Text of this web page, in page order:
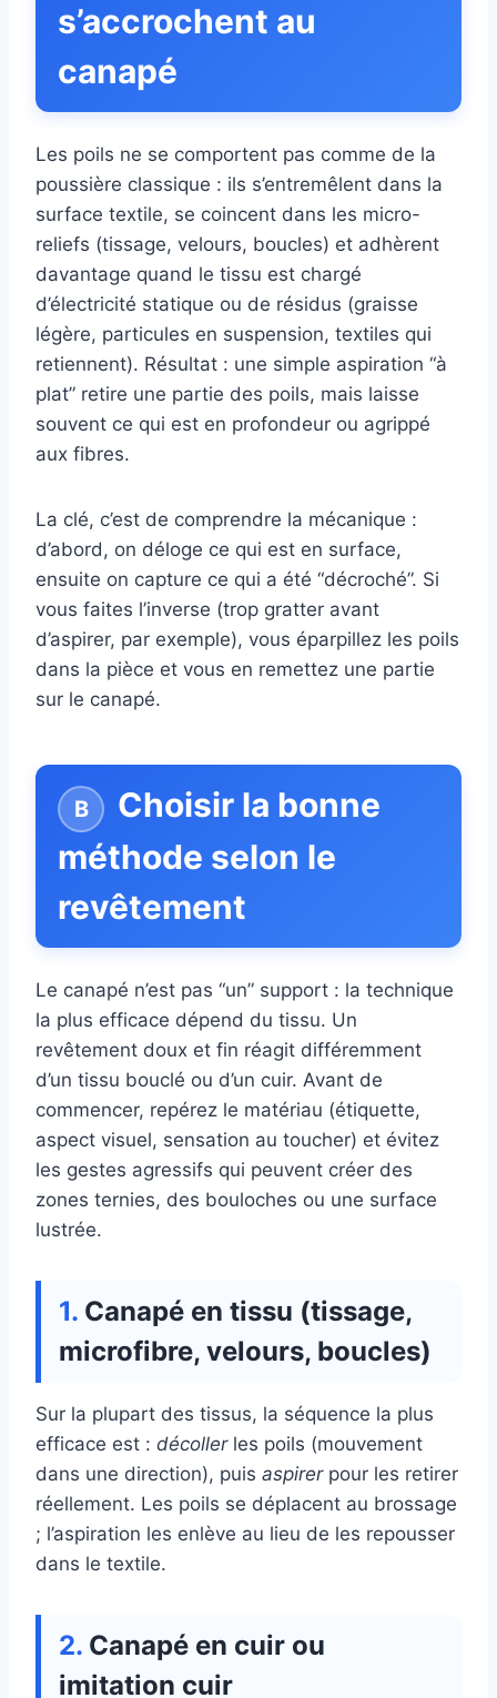
s’accrochent au
canapé
Les poils ne se comportent pas comme de la
poussière classique : ils s’entremêlent dans la
surface textile, se coincent dans les micro-
reliefs (tissage, velours, boucles) et adhèrent
davantage quand le tissu est chargé
d’électricité statique ou de résidus (graisse
légère, particules en suspension, textiles qui
retiennent). Résultat : une simple aspiration “à
plat” retire une partie des poils, mais laisse
souvent ce qui est en profondeur ou agrippé
aux fibres.
La clé, c’est de comprendre la mécanique :
d’abord, on déloge ce qui est en surface,
ensuite on capture ce qui a été “décroché”. Si
vous faites l’inverse (trop gratter avant
d’aspirer, par exemple), vous éparpillez les poils
dans la pièce et vous en remettez une partie
sur le canapé.
Choisir la bonne
méthode selon le
revêtement
Le canapé n’est pas “un” support : la technique
la plus efficace dépend du tissu. Un
revêtement doux et fin réagit différemment
d’un tissu bouclé ou d’un cuir. Avant de
commencer, repérez le matériau (étiquette,
aspect visuel, sensation au toucher) et évitez
les gestes agressifs qui peuvent créer des
zones ternies, des bouloches ou une surface
lustrée.
Canapé en tissu (tissage,
microfibre, velours, boucles)
Sur la plupart des tissus, la séquence la plus
efficace est : décollerles poils (mouvement
dans une direction), puis aspirerpour les retirer
réellement. Les poils se déplacent au brossage
; l’aspiration les enlève au lieu de les repousser
dans le textile.
Canapé en cuir ou
imitation cuir